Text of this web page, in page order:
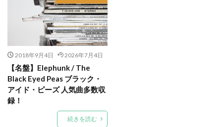
2018年9月4日 2026年7月4日
【名盤】Elephunk / The
Black Eyed Peas ブラック・
アイド・ピーズ 人気曲多数収
録！
続きを読む